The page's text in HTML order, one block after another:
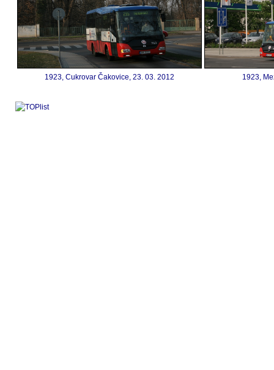
1923, Cukrovar Čakovice, 23. 03. 2012 1923,